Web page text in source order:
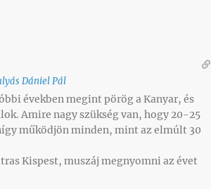
Dániel Pál
években megint pörög a Kanyar, és
Amire nagy szükség van, hogy 20-25
működjön minden, mint az elmúlt 30
Kispest, muszáj megnyomni az évet